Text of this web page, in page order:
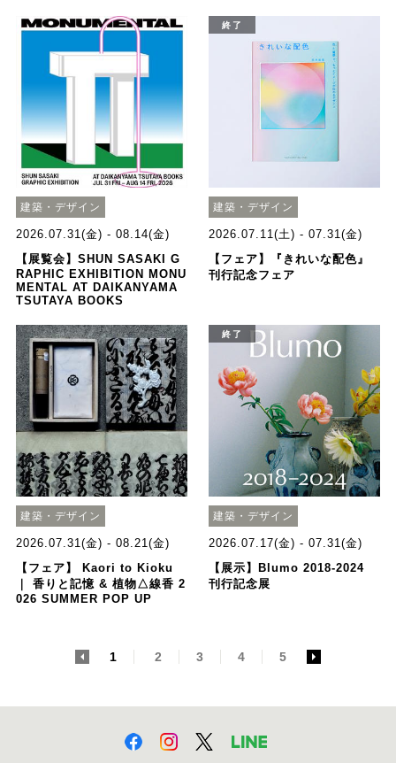
建築・デザイン
2026.07.31(金) - 08.14(金)
【展覧会】SHUN SASAKI G
RAPHIC EXHIBITION MONU
MENTAL AT DAIKANYAMA
TSUTAYA BOOKS
終了
建築・デザイン
2026.07.11(土) - 07.31(金)
【フェア】『きれいな配色』
刊行記念フェア
建築・デザイン
2026.07.31(金) - 08.21(金)
【フェア】 Kaori to Kioku
｜ 香りと記憶 & 植物△線香 2
026 SUMMER POP UP
終了
建築・デザイン
2026.07.17(金) - 07.31(金)
【展示】Blumo 2018-2024
刊行記念展
1 2 3 4 5